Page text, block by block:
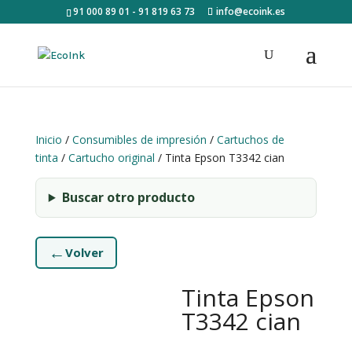
91 000 89 01 - 91 819 63 73 info@ecoink.es
Inicio / Consumibles de impresión / Cartuchos de
tinta / Cartucho original / Tinta Epson T3342 cian
Buscar otro producto
← Volver
Tinta Epson
T3342 cian